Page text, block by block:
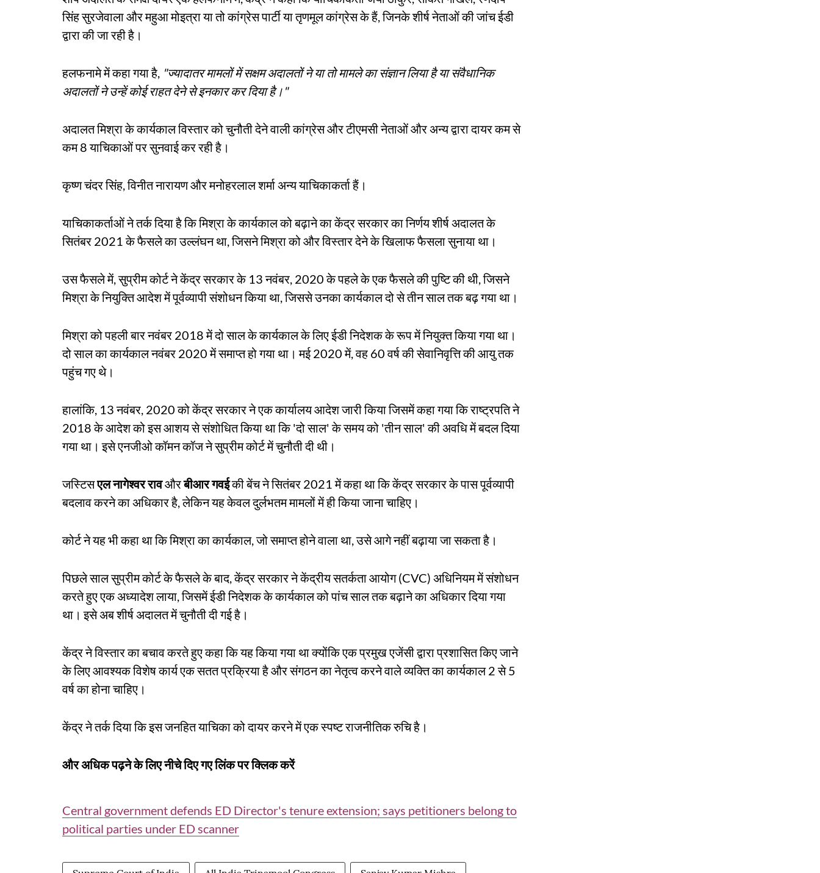
सिंह सुरजेवाला और महुआ मोइत्रा या तो कांग्रेस पार्टी या तृणमूल कांग्रेस के हैं, जिनके शीर्ष नेताओं की जांच ईडी
द्वारा की जा रही है।
हलफनामे में कहा गया है, "ज्यादातर मामलों में सक्षम अदालतों ने या तो मामले का संज्ञान लिया है या संवैधानिक
अदालतों ने उन्हें कोई राहत देने से इनकार कर दिया है।"
अदालत मिश्रा के कार्यकाल विस्तार को चुनौती देने वाली कांग्रेस और टीएमसी नेताओं और अन्य द्वारा दायर कम से
कम 8 याचिकाओं पर सुनवाई कर रही है।
कृष्ण चंदर सिंह, विनीत नारायण और मनोहरलाल शर्मा अन्य याचिकाकर्ता हैं।
याचिकाकर्ताओं ने तर्क दिया है कि मिश्रा के कार्यकाल को बढ़ाने का केंद्र सरकार का निर्णय शीर्ष अदालत के
सितंबर 2021 के फैसले का उल्लंघन था, जिसने मिश्रा को और विस्तार देने के खिलाफ फैसला सुनाया था।
उस फैसले में, सुप्रीम कोर्ट ने केंद्र सरकार के 13 नवंबर, 2020 के पहले के एक फैसले की पुष्टि की थी, जिसने
मिश्रा के नियुक्ति आदेश में पूर्वव्यापी संशोधन किया था, जिससे उनका कार्यकाल दो से तीन साल तक बढ़ गया था।
मिश्रा को पहली बार नवंबर 2018 में दो साल के कार्यकाल के लिए ईडी निदेशक के रूप में नियुक्त किया गया था।
दो साल का कार्यकाल नवंबर 2020 में समाप्त हो गया था। मई 2020 में, वह 60 वर्ष की सेवानिवृत्ति की आयु तक
पहुंच गए थे।
हालांकि, 13 नवंबर, 2020 को केंद्र सरकार ने एक कार्यालय आदेश जारी किया जिसमें कहा गया कि राष्ट्रपति ने
2018 के आदेश को इस आशय से संशोधित किया था कि 'दो साल' के समय को 'तीन साल' की अवधि में बदल दिया
गया था। इसे एनजीओ कॉमन कॉज ने सुप्रीम कोर्ट में चुनौती दी थी।
जस्टिसएल नागेश्वर रावऔरबीआर गवईकी बेंच ने सितंबर 2021 में कहा था कि केंद्र सरकार के पास पूर्वव्यापी
बदलाव करने का अधिकार है, लेकिन यह केवल दुर्लभतम मामलों में ही किया जाना चाहिए।
कोर्ट ने यह भी कहा था कि मिश्रा का कार्यकाल, जो समाप्त होने वाला था, उसे आगे नहीं बढ़ाया जा सकता है।
पिछले साल सुप्रीम कोर्ट के फैसले के बाद, केंद्र सरकार ने केंद्रीय सतर्कता आयोग (CVC) अधिनियम में संशोधन
करते हुए एक अध्यादेश लाया, जिसमें ईडी निदेशक के कार्यकाल को पांच साल तक बढ़ाने का अधिकार दिया गया
था। इसे अब शीर्ष अदालत में चुनौती दी गई है।
केंद्र ने विस्तार का बचाव करते हुए कहा कि यह किया गया था क्योंकि एक प्रमुख एजेंसी द्वारा प्रशासित किए जाने
के लिए आवश्यक विशेष कार्य एक सतत प्रक्रिया है और संगठन का नेतृत्व करने वाले व्यक्ति का कार्यकाल 2 से 5
वर्ष का होना चाहिए।
केंद्र ने तर्क दिया कि इस जनहित याचिका को दायर करने में एक स्पष्ट राजनीतिक रुचि है।
और अधिक पढ़ने के लिए नीचे दिए गए लिंक पर क्लिक करें
Central government defends ED Director's tenure extension; says petitioners belong to
political parties under ED scanner